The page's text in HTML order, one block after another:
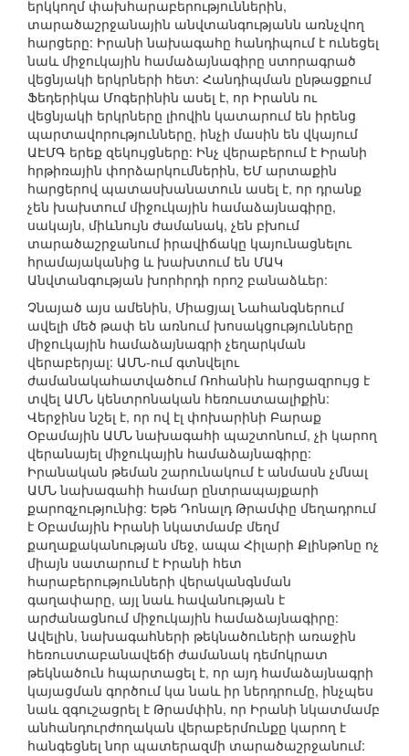
երկկողմ փախհարաբերություններին,
տարածաշրջանային անվտանգությանն առնչվող
հարցերը: Իրանի նախագահը հանդիպում է ունեցել
նաև միջուկային համաձայնագիրը ստորագրած
վեցնյակի երկրների հետ: Հանդիպման ընթացքում
Ֆեդերիկա Մոգերինին ասել է, որ Իրանն ու
վեցնյակի երկրները լիովին կատարում են իրենց
պարտավորությունները, ինչի մասին են վկայում
ԱԷՄԳ երեք զեկույցները: Ինչ վերաբերում է Իրանի
հրթիռային փորձարկումներին, ԵՄ արտաքին
հարցերով պատասխանատուն ասել է, որ դրանք
չեն խախտում միջուկային համաձայնագիրը,
սակայն, միևնույն ժամանակ, չեն բխում
տարածաշրջանում իրավիճակը կայունացնելու
հրամայականից և խախտում են ՄԱԿ
Անվտանգության խորհրդի որոշ բանաձևեր:
Չնայած այս ամենին, Միացյալ Նահանգներում
ավելի մեծ թափ են առնում խոսակցությունները
միջուկային համաձայնագրի չեղարկման
վերաբերյալ: ԱՄՆ-ում գտնվելու
ժամանակահատվածում Ռոհանին հարցազրույց է
տվել ԱՄՆ կենտրոնական հեռուստաալիքին:
Վերջինս նշել է, որ ով էլ փոխարինի Բարաք
Օբամային ԱՄՆ նախագահի պաշտոնում, չի կարող
վերանայել միջուկային համաձայնագիրը:
Իրանական թեման շարունակում է անմասն չմնալ
ԱՄՆ նախագահի համար ընտրապայքարի
քարոզչությունից: Եթե Դոնալդ Թրամփը մեղադրում
է Օբամային Իրանի նկատմամբ մեղմ
քաղաքականության մեջ, ապա Հիլարի Քլինթոնը ոչ
միայն սատարում է Իրանի հետ
հարաբերությունների վերականգնման
գաղափարը, այլ նաև հավանության է
արժանացնում միջուկային համաձայնագիրը:
Ավելին, նախագահների թեկնածուների առաջին
հեռուստաբանավեճի ժամանակ դեմոկրատ
թեկնածուն հպարտացել է, որ այդ համաձայնագրի
կայացման գործում կա նաև իր ներդրումը, ինչպես
նաև զգուշացրել է Թրամփին, որ Իրանի նկատմամբ
անհանդուրժողական վերաբերմունքը կարող է
հանգեցնել նոր պատերազմի տարածաշրջանում: